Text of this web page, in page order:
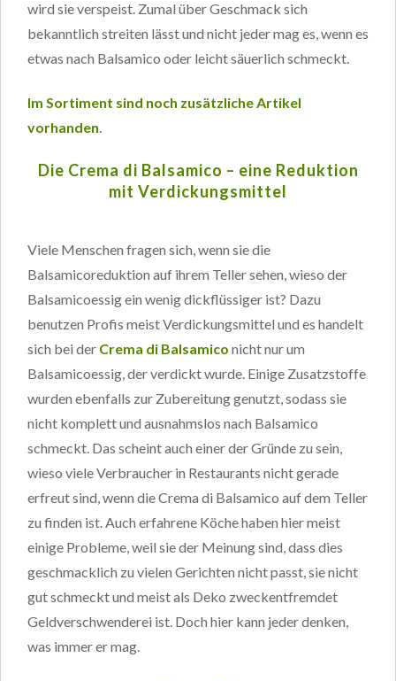
wird sie verspeist. Zumal über Geschmack sich
bekanntlich streiten lässt und nicht jeder mag es, wenn es
etwas nach Balsamico oder leicht säuerlich schmeckt.
Im Sortiment sind noch zusätzliche Artikel
vorhanden.
Die Crema di Balsamico – eine Reduktion
mit Verdickungsmittel
Viele Menschen fragen sich, wenn sie die
Balsamicoreduktion auf ihrem Teller sehen, wieso der
Balsamicoessig ein wenig dickflüssiger ist? Dazu
benutzen Profis meist Verdickungsmittel und es handelt
sich bei der Crema di Balsamico nicht nur um
Balsamicoessig, der verdickt wurde. Einige Zusatzstoffe
wurden ebenfalls zur Zubereitung genutzt, sodass sie
nicht komplett und ausnahmslos nach Balsamico
schmeckt. Das scheint auch einer der Gründe zu sein,
wieso viele Verbraucher in Restaurants nicht gerade
erfreut sind, wenn die Crema di Balsamico auf dem Teller
zu finden ist. Auch erfahrene Köche haben hier meist
einige Probleme, weil sie der Meinung sind, dass dies
geschmacklich zu vielen Gerichten nicht passt, sie nicht
gut schmeckt und meist als Deko zweckentfremdet
Geldverschwenderei ist. Doch hier kann jeder denken,
was immer er mag.